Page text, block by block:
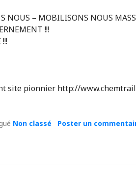
NOUS – MOBILISONS NOUS
!!!
site pionnier http://
Non classé Poster un